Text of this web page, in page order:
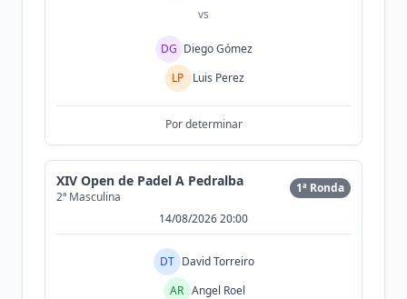
vs
DG Diego Gómez
LP
Luis Perez
Por determinar
XIV Open de Padel A Pedralba
2ª Masculina
1ª Ronda
14/08/2026 20:00
DT David Torreiro
AR Angel Roel